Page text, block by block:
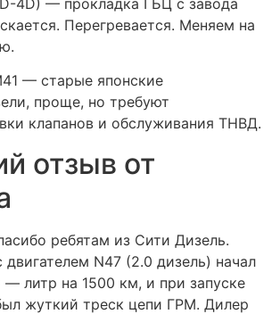
Перегревается. Меняем на
— старые японские
проще, но требуют
клапанов и обслуживания ТНВД.
отзыв от
ребятам из Сити Дизель.
N47 (2.0 дизель) начал
— литр на 1500 км, и при запуске
жуткий треск цепи ГРМ. Дилер